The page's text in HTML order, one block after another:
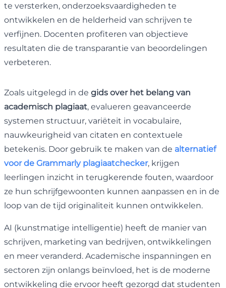
te versterken, onderzoeksvaardigheden te
ontwikkelen en de helderheid van schrijven te
verfijnen. Docenten profiteren van objectieve
resultaten die de transparantie van beoordelingen
verbeteren.
Zoals uitgelegd in de gids over het belang van
academisch plagiaat, evalueren geavanceerde
systemen structuur, variëteit in vocabulaire,
nauwkeurigheid van citaten en contextuele
betekenis. Door gebruik te maken van de alternatief
voor de Grammarly plagiaatchecker, krijgen
leerlingen inzicht in terugkerende fouten, waardoor
ze hun schrijfgewoonten kunnen aanpassen en in de
loop van de tijd originaliteit kunnen ontwikkelen.
AI (kunstmatige intelligentie) heeft de manier van
schrijven, marketing van bedrijven, ontwikkelingen
en meer veranderd. Academische inspanningen en
sectoren zijn onlangs beïnvloed, het is de moderne
ontwikkeling die ervoor heeft gezorgd dat studenten